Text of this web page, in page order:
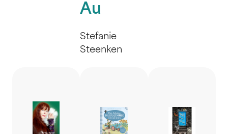
Au
Stefanie
Steenken